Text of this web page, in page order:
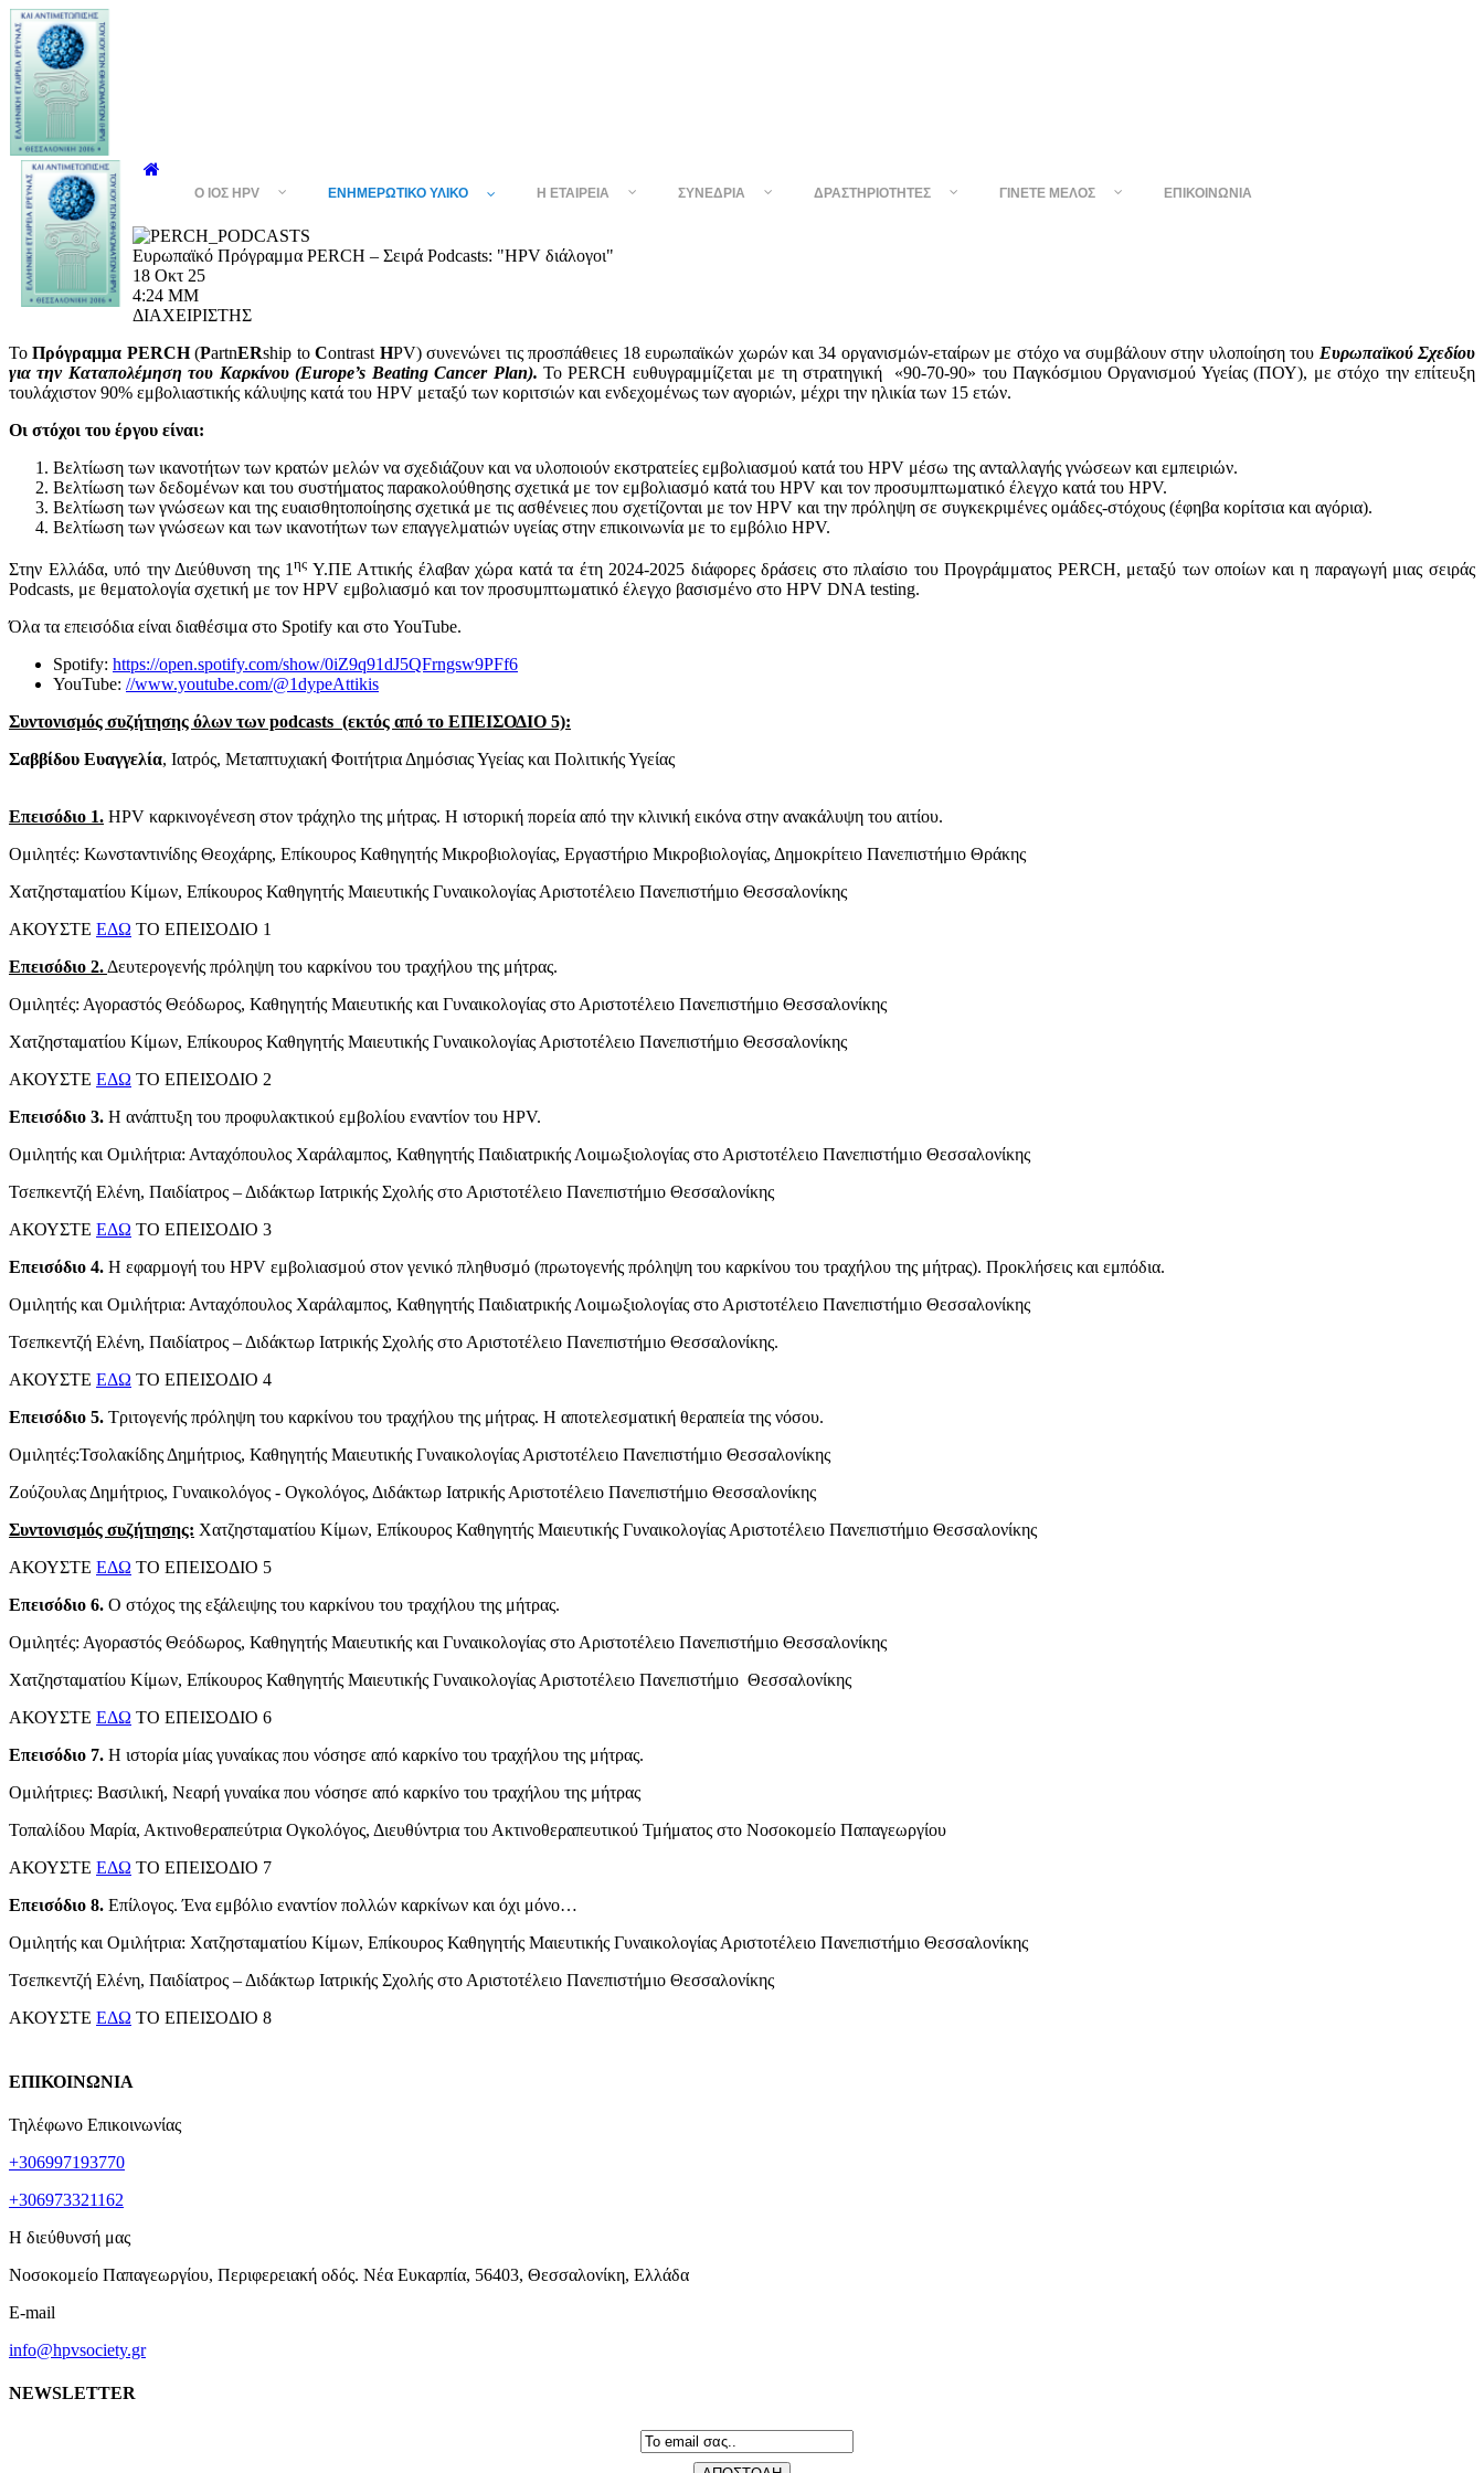
Ο ΙΌΣ HPV ΕΝΗΜΕΡΩΤΙΚΌ ΥΛΙΚΌ Η ΕΤΑΙΡΕΊΑ ΣΥΝΈΔΡΙΑ ΔΡΑΣΤΗΡΙΌΤΗΤΕΣ ΓΊΝΕΤΕ ΜΈΛΟΣ ΕΠΙΚΟΙΝΩΝΊΑ
Ευρωπαϊκό Πρόγραμμα PERCH – Σειρά Podcasts: "HPV διάλογοι"
18 Οκτ 25
4:24 ΜΜ
ΔΙΑΧΕΙΡΙΣΤΗΣ
ΤοΠρόγραμμα PERCH(PartnERship toContrast HPV) συνενώνει τις προσπάθειες 18 ευρωπαϊκών χωρών και 34 οργανισμών-εταίρων με στόχο να συμβάλουν στην υλοποίηση του Ευρωπαϊκού Σχεδίου
για την Καταπολέμηση του Καρκίνου (Europe’s Beating Cancer Plan). Το PERCH ευθυγραμμίζεται με τη στρατηγική «90-70-90» του Παγκόσμιου Οργανισμού Υγείας (ΠΟΥ), με στόχο την επίτευξη
τουλάχιστον 90% εμβολιαστικής κάλυψης κατά του HPV μεταξύ των κοριτσιών και ενδεχομένως των αγοριών, μέχρι την ηλικία των 15 ετών.
Οι στόχοι του έργου είναι:
Βελτίωση των ικανοτήτων των κρατών μελών να σχεδιάζουν και να υλοποιούν εκστρατείες εμβολιασμού κατά του HPV μέσω της ανταλλαγής γνώσεων και εμπειριών.
Βελτίωση των δεδομένων και του συστήματος παρακολούθησης σχετικά με τον εμβολιασμό κατά του HPV και τον προσυμπτωματικό έλεγχο κατά του HPV.
Βελτίωση των γνώσεων και της ευαισθητοποίησης σχετικά με τις ασθένειες που σχετίζονται με τον HPV και την πρόληψη σε συγκεκριμένες ομάδες-στόχους (έφηβα κορίτσια και αγόρια).
Βελτίωση των γνώσεων και των ικανοτήτων των επαγγελματιών υγείας στην επικοινωνία με το εμβόλιο HPV.
Στην Ελλάδα, υπό την Διεύθυνση της 1ης Υ.ΠΕ Αττικής έλαβαν χώρα κατά τα έτη 2024-2025 διάφορες δράσεις στο πλαίσιο του Προγράμματος PERCH, μεταξύ των οποίων και η παραγωγή μιας σειράς
Podcasts, με θεματολογία σχετική με τον HPV εμβολιασμό και τον προσυμπτωματικό έλεγχο βασισμένο στο HPV DNA testing.
Όλα τα επεισόδια είναι διαθέσιμα στο Spotify και στο YouTube.
Spotify: https://open.spotify.com/show/0iZ9q91dJ5QFrngsw9PFf6
YouTube: //www.youtube.com/@1dypeAttikis
Συντονισμός συζήτησης όλων των podcasts (εκτός από το ΕΠΕΙΣΟΔΙΟ 5):
Σαββίδου Ευαγγελία, Ιατρός, Μεταπτυχιακή Φοιτήτρια Δημόσιας Υγείας και Πολιτικής Υγείας
Επεισόδιο 1. HPV καρκινογένεση στον τράχηλο της μήτρας. Η ιστορική πορεία από την κλινική εικόνα στην ανακάλυψη του αιτίου.
Ομιλητές: Κωνσταντινίδης Θεοχάρης, Επίκουρος Καθηγητής Μικροβιολογίας, Εργαστήριο Μικροβιολογίας, Δημοκρίτειο Πανεπιστήμιο Θράκης
Χατζησταματίου Κίμων, Επίκουρος Καθηγητής Μαιευτικής Γυναικολογίας Αριστοτέλειο Πανεπιστήμιο Θεσσαλονίκης
ΑΚΟΥΣΤΕ ΕΔΩ ΤΟ ΕΠΕΙΣΟΔΙΟ 1
Επεισόδιο 2. Δευτερογενής πρόληψη του καρκίνου του τραχήλου της μήτρας.
Ομιλητές: Αγοραστός Θεόδωρος, Καθηγητής Μαιευτικής και Γυναικολογίας στο Αριστοτέλειο Πανεπιστήμιο Θεσσαλονίκης
Χατζησταματίου Κίμων, Επίκουρος Καθηγητής Μαιευτικής Γυναικολογίας Αριστοτέλειο Πανεπιστήμιο Θεσσαλονίκης
ΑΚΟΥΣΤΕ ΕΔΩ ΤΟ ΕΠΕΙΣΟΔΙΟ 2
Επεισόδιο 3. Η ανάπτυξη του προφυλακτικού εμβολίου εναντίον του HPV.
Ομιλητής και Ομιλήτρια: Ανταχόπουλος Χαράλαμπος, Καθηγητής Παιδιατρικής Λοιμωξιολογίας στο Αριστοτέλειο Πανεπιστήμιο Θεσσαλονίκης
Τσεπκεντζή Ελένη, Παιδίατρος – Διδάκτωρ Ιατρικής Σχολής στο Αριστοτέλειο Πανεπιστήμιο Θεσσαλονίκης
ΑΚΟΥΣΤΕ ΕΔΩ ΤΟ ΕΠΕΙΣΟΔΙΟ 3
Επεισόδιο 4. Η εφαρμογή του HPV εμβολιασμού στον γενικό πληθυσμό (πρωτογενής πρόληψη του καρκίνου του τραχήλου της μήτρας). Προκλήσεις και εμπόδια.
Ομιλητής και Ομιλήτρια: Ανταχόπουλος Χαράλαμπος, Καθηγητής Παιδιατρικής Λοιμωξιολογίας στο Αριστοτέλειο Πανεπιστήμιο Θεσσαλονίκης
Τσεπκεντζή Ελένη, Παιδίατρος – Διδάκτωρ Ιατρικής Σχολής στο Αριστοτέλειο Πανεπιστήμιο Θεσσαλονίκης.
ΑΚΟΥΣΤΕ ΕΔΩ ΤΟ ΕΠΕΙΣΟΔΙΟ 4
Επεισόδιο 5. Τριτογενής πρόληψη του καρκίνου του τραχήλου της μήτρας. Η αποτελεσματική θεραπεία της νόσου.
Ομιλητές:Τσολακίδης Δημήτριος, Καθηγητής Μαιευτικής Γυναικολογίας Αριστοτέλειο Πανεπιστήμιο Θεσσαλονίκης
Ζούζουλας Δημήτριος, Γυναικολόγος - Ογκολόγος, Διδάκτωρ Ιατρικής Αριστοτέλειο Πανεπιστήμιο Θεσσαλονίκης
Συντονισμός συζήτησης: Χατζησταματίου Κίμων, Επίκουρος Καθηγητής Μαιευτικής Γυναικολογίας Αριστοτέλειο Πανεπιστήμιο Θεσσαλονίκης
ΑΚΟΥΣΤΕ ΕΔΩ ΤΟ ΕΠΕΙΣΟΔΙΟ 5
Επεισόδιο 6. Ο στόχος της εξάλειψης του καρκίνου του τραχήλου της μήτρας.
Ομιλητές: Αγοραστός Θεόδωρος, Καθηγητής Μαιευτικής και Γυναικολογίας στο Αριστοτέλειο Πανεπιστήμιο Θεσσαλονίκης
Χατζησταματίου Κίμων, Επίκουρος Καθηγητής Μαιευτικής Γυναικολογίας Αριστοτέλειο Πανεπιστήμιο Θεσσαλονίκης
ΑΚΟΥΣΤΕ ΕΔΩ ΤΟ ΕΠΕΙΣΟΔΙΟ 6
Επεισόδιο 7. Η ιστορία μίας γυναίκας που νόσησε από καρκίνο του τραχήλου της μήτρας.
Ομιλήτριες: Βασιλική, Νεαρή γυναίκα που νόσησε από καρκίνο του τραχήλου της μήτρας
Τοπαλίδου Μαρία, Ακτινοθεραπεύτρια Ογκολόγος, Διευθύντρια του Ακτινοθεραπευτικού Τμήματος στο Νοσοκομείο Παπαγεωργίου
ΑΚΟΥΣΤΕ ΕΔΩ ΤΟ ΕΠΕΙΣΟΔΙΟ 7
Επεισόδιο 8. Επίλογος. Ένα εμβόλιο εναντίον πολλών καρκίνων και όχι μόνο…
Ομιλητής και Ομιλήτρια: Χατζησταματίου Κίμων, Επίκουρος Καθηγητής Μαιευτικής Γυναικολογίας Αριστοτέλειο Πανεπιστήμιο Θεσσαλονίκης
Τσεπκεντζή Ελένη, Παιδίατρος – Διδάκτωρ Ιατρικής Σχολής στο Αριστοτέλειο Πανεπιστήμιο Θεσσαλονίκης
ΑΚΟΥΣΤΕ ΕΔΩ ΤΟ ΕΠΕΙΣΟΔΙΟ 8
ΕΠΙΚΟΙΝΩΝΙΑ
Τηλέφωνο Επικοινωνίας
+306997193770
+306973321162
Η διεύθυνσή μας
Νοσοκομείο Παπαγεωργίου, Περιφερειακή οδός. Νέα Ευκαρπία, 56403, Θεσσαλονίκη, Ελλάδα
E-mail
info@hpvsociety.gr
NEWSLETTER